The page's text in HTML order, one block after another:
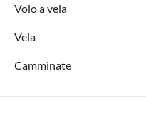
Volo a vela
Vela
Camminate